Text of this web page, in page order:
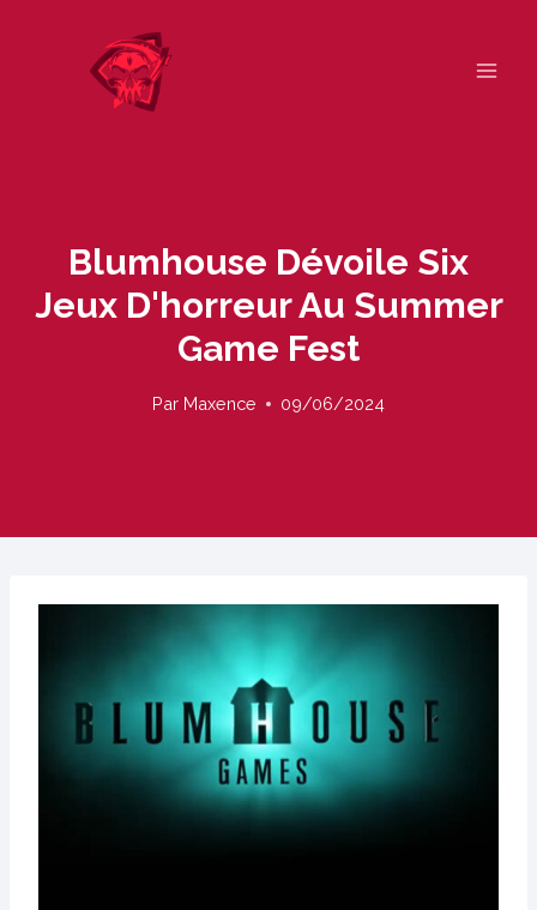
Blumhouse Dévoile Six
Jeux D'horreur Au Summer
Game Fest
Par Maxence 09/06/2024